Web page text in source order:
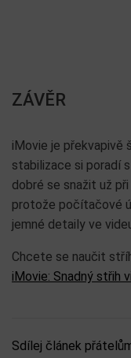
ZÁVĚR
iMovie je překvapivě
stabilizace si poradí
dobré se snažit už
protože počítačové
jemné detaily ve
Chcete se naučit
iMovie: Snadný střih
Sdílej článek